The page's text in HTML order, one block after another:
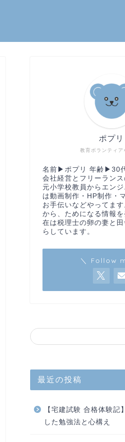
教育ボランティア
ポプリ
名前▶︎ポプリ 年齢▶︎30
会社経営とフリーラン
元小学校教員からエン
は動画制作・HP制作・
お手伝いなどやってま
から、ためになる情報
在は税理士の卵の妻と
らしています。
＼ Follow
最近の投稿
【宅建試験 合格体験記
した勉強法と心構え